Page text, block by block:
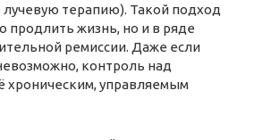
лучевую терапию). Такой подход
продлить жизнь, но и в ряде
ремиссии. Даже если
контроль над
хроническим, управляемым